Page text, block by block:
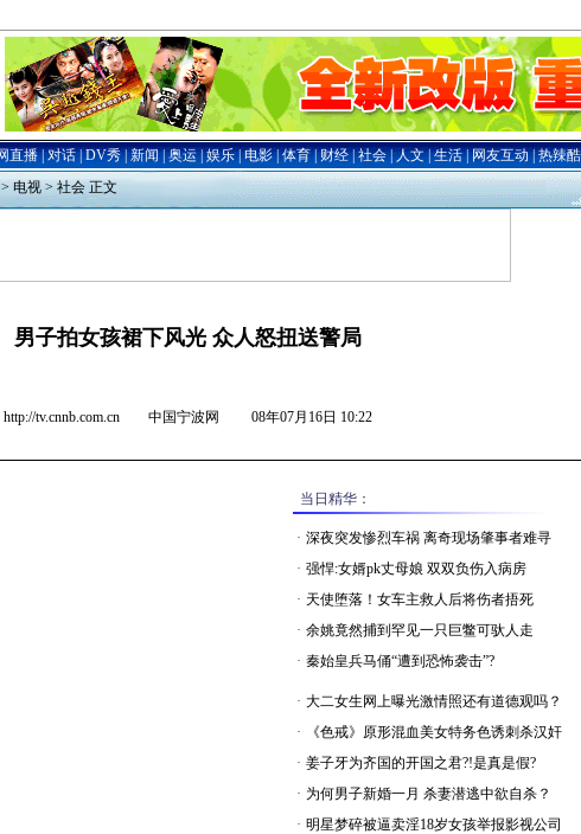
> 电视 > 社会 正文
男子拍女孩裙下风光 众人怒扭送警局
http://tv.cnnb.com.cn 中国宁波网 08年07月16日 10:22
当日精华：
· 深夜突发惨烈车祸 离奇现场肇事者难寻
· 强悍:女婿pk丈母娘 双双负伤入病房
· 天使堕落！女车主救人后将伤者捂死
· 余姚竟然捕到罕见一只巨鳖可驮人走
· 秦始皇兵马俑“遭到恐怖袭击”?
· 大二女生网上曝光激情照还有道德观吗？
·
《色戒》原形混血美女特务色诱刺杀汉奸
· 姜子牙为齐国的开国之君?!是真是假?
· 为何男子新婚一月 杀妻潜逃中欲自杀？
· 明星梦碎被逼卖淫18岁女孩举报影视公司